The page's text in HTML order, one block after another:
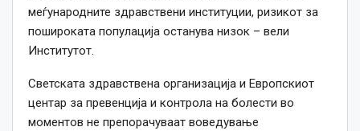
меѓународните здравствени институции, ризикот за
пошироката популација останува низок – вели
Институтот.
Светската здравствена организација и Европскиот
центар за превенција и контрола на болести во
моментов не препорачуваат воведување